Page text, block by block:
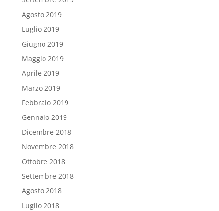
Agosto 2019
Luglio 2019
Giugno 2019
Maggio 2019
Aprile 2019
Marzo 2019
Febbraio 2019
Gennaio 2019
Dicembre 2018
Novembre 2018
Ottobre 2018
Settembre 2018
Agosto 2018
Luglio 2018